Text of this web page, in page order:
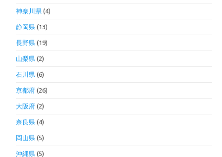
神奈川県 (4)
静岡県 (13)
長野県 (19)
山梨県 (2)
石川県 (6)
京都府 (26)
大阪府 (2)
奈良県 (4)
岡山県 (5)
沖縄県 (5)